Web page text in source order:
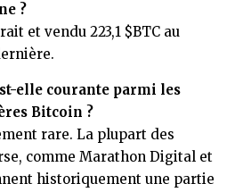
?
et vendu 223,1 $BTC au
elle courante parmi les
Bitcoin ?
rare. La plupart des
comme Marathon Digital et
historiquement une partie